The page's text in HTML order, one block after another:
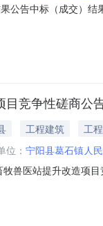
公告中标（成交）
加工车间项目，主
目竞争性磋商公
工程建筑
工程
位： 宁阳县葛石镇人
兽医站提升改造项
件，现招标方式为